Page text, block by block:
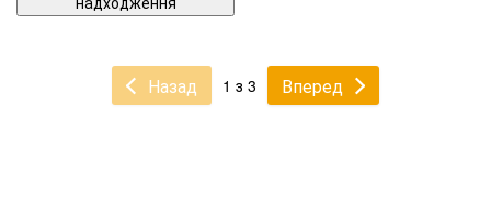
Назад 1 з 3 Вперед